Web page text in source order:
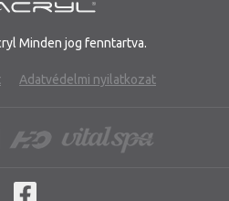
Minden jog fenntartva.
Adatvédelmi nyilatkozat